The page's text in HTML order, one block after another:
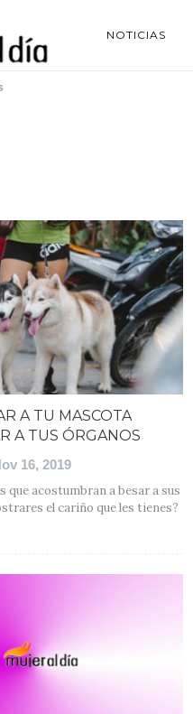
NOTICIAS
A TU MASCOTA
A TUS ÓRGANOS
16, 2019
que acostumbran a besar a sus
el cariño que les tienes?